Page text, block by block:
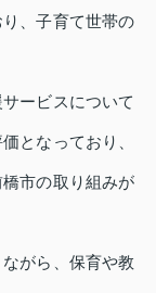
、子育て世帯の
ービスについて
となっており、
市の取り組みが
がら、保育や教